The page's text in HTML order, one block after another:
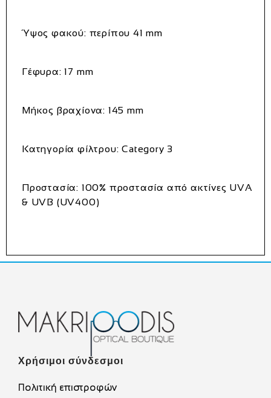
Ύψος φακού: περίπου 41 mm
Γέφυρα: 17 mm
Μήκος βραχίονα: 145 mm
Κατηγορία φίλτρου: Category 3
Προστασία: 100% προστασία από ακτίνες UVA
& UVB (UV400)
Χρήσιμοι σύνδεσμοι
Πολιτική επιστροφών